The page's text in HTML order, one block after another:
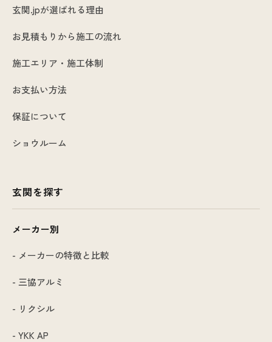
玄関.jpが選ばれる理由
お見積もりから施工の流れ
施工エリア・施工体制
お支払い方法
保証について
ショウルーム
玄関を探す
メーカー別
- メーカーの特徴と比較
- 三協アルミ
- リクシル
- YKK AP